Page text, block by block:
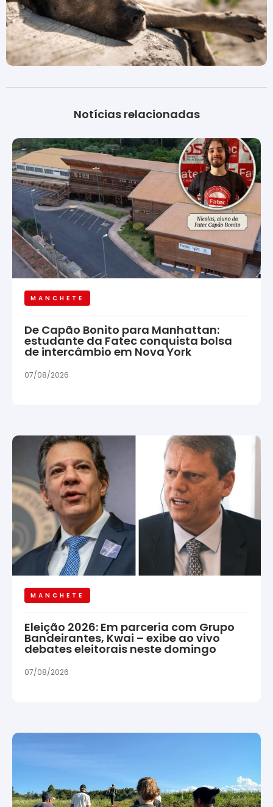
Notícias relacionadas
MANCHETE
De Capão Bonito para Manhattan:
estudante da Fatec conquista bolsa
de intercâmbio em Nova York
07/08/2026
MANCHETE
Eleição 2026: Em parceria com Grupo
Bandeirantes, Kwai – exibe ao vivo
debates eleitorais neste domingo
07/08/2026